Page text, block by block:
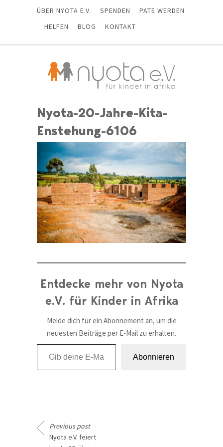
ÜBER NYOTA E.V. SPENDEN
PATE WERDEN
HELFEN
BLOG KONTAKT
Nyota-20-Jahre-Kita-
Enstehung-6106
Entdecke mehr von Nyota
e.V. für Kinder in Afrika
Melde dich für ein Abonnement an, um die
neuesten Beiträge per E-Mail zu erhalten.
Gib deine E-Mail-Adresse ein ...
Abonnieren
Previous post
Nyota e.V. feiert